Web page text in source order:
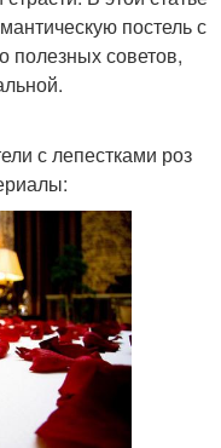
постель с
полезных советов,
с лепестками роз